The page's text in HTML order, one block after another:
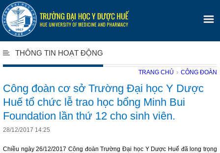
THÔNG TIN HOẠT ĐỘNG
TRANG CHỦ › CÔNG ĐOÀN
Công đoàn cơ sở Trường Đại học Y Dược
Huế tổ chức lễ trao học bổng Minh Bui
Foundation lần thứ 12 cho sinh viên.
28/12/2017 14:25
Chiều ngày 26/12/2017 Công đoàn Trường Đại học Y Dược Huế đã long trọng